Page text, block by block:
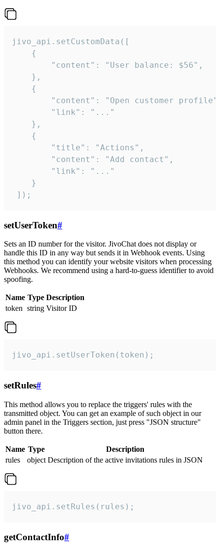
jivo_api.setCustomData([
    {
        "content": "User balance: $56",
    },
    {
"content": "Open customer
        "link": "..."
    },
    {
        "title": "Actions",
        "content": "Add contact",
        "link": "..."
    }
]);
setUserToken#
Sets an ID number for the visitor. JivoChat does not display or
handle this ID in any way but sends it in Webhook events. Using
this method you can identify your website visitors when processing
Webhooks. We recommend using a hard-to-guess identifier to avoid
spoofing.
Name Type Description
token string Visitor ID
jivo_api.setUserToken(token);
setRules#
This method allows you to replace the triggers' rules with the
transmitted object. You can get an example of such object in our
admin panel in the Triggers section, just press "JSON structure"
button there.
Name Type
Description
rules
object Description of the active invitations rules in JSON
jivo_api.setRules(rules);
getContactInfo#